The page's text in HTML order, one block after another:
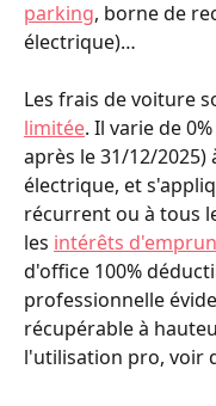
parking, borne de
électrique)…
Les frais de voiture
limitée. Il varie de
après le 31/12/2025)
électrique, et
récurrent ou à tous
les intérêts
d'office 100%
professionnelle
récupérable à
l'utilisation pro, voir